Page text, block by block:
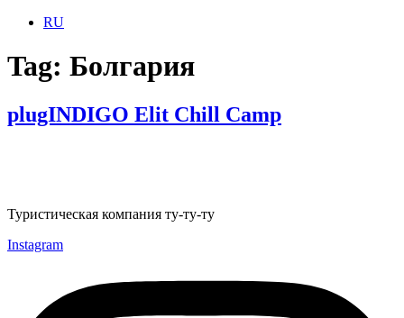
RU
Tag: Болгария
plugINDIGO Elit Chill Camp
Туристическая компания ту-ту-ту
Instagram